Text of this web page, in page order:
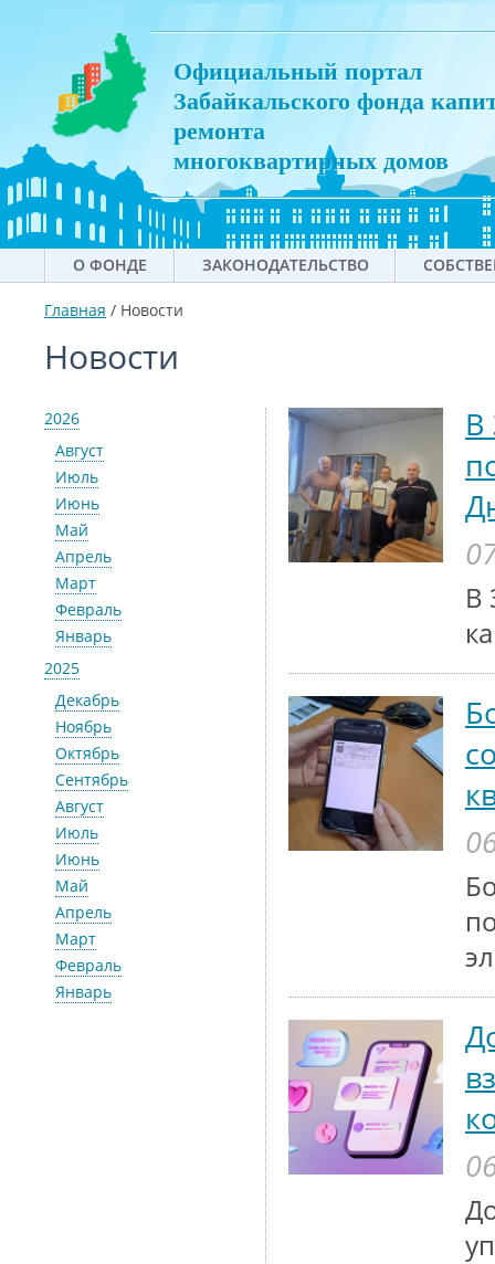
Официальный портал
Забайкальского фонда
ремонта
многоквартирных домов
О ФОНДЕ ЗАКОНОДАТЕЛЬСТВО
Главная / Новости
Новости
2026
Август
Июль
Июнь
Май
Апрель
Март
Февраль
Январь
2025
Декабрь
Ноябрь
Октябрь
Сентябрь
Август
Июль
Июнь
Май
Апрель
Март
Февраль
Январь
В
В